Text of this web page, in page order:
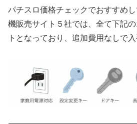
パチスロ価格チェックでおすすめ
機販売サイト５社では、全て下記
トとなっており、追加費用なしで入